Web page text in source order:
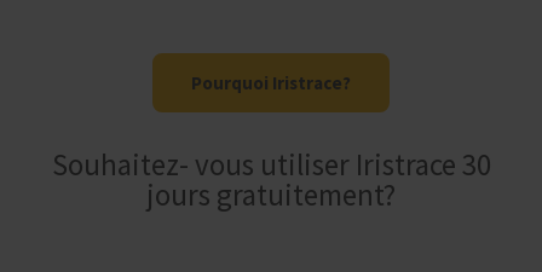
Pourquoi Iristrace?
Souhaitez- vous utiliser Iristrace 30
jours gratuitement?